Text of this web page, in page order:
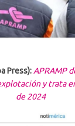
Press): APRAMP
y trata
de 2024